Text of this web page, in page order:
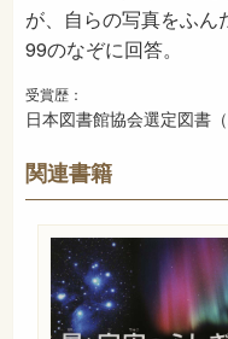
が、自らの写真をふ
99のなぞに回答。
受賞歴：
日本図書館協会選定図書（
関連書籍